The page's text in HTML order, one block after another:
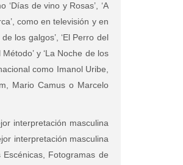
de vino y Rosas’, ‘A
como en televisión y en
los galgos’, ‘El Perro del
Método’ y ‘La Noche de los
como Imanol Uribe,
Mario Camus o Marcelo
interpretación masculina
interpretación masculina
Fotogramas de